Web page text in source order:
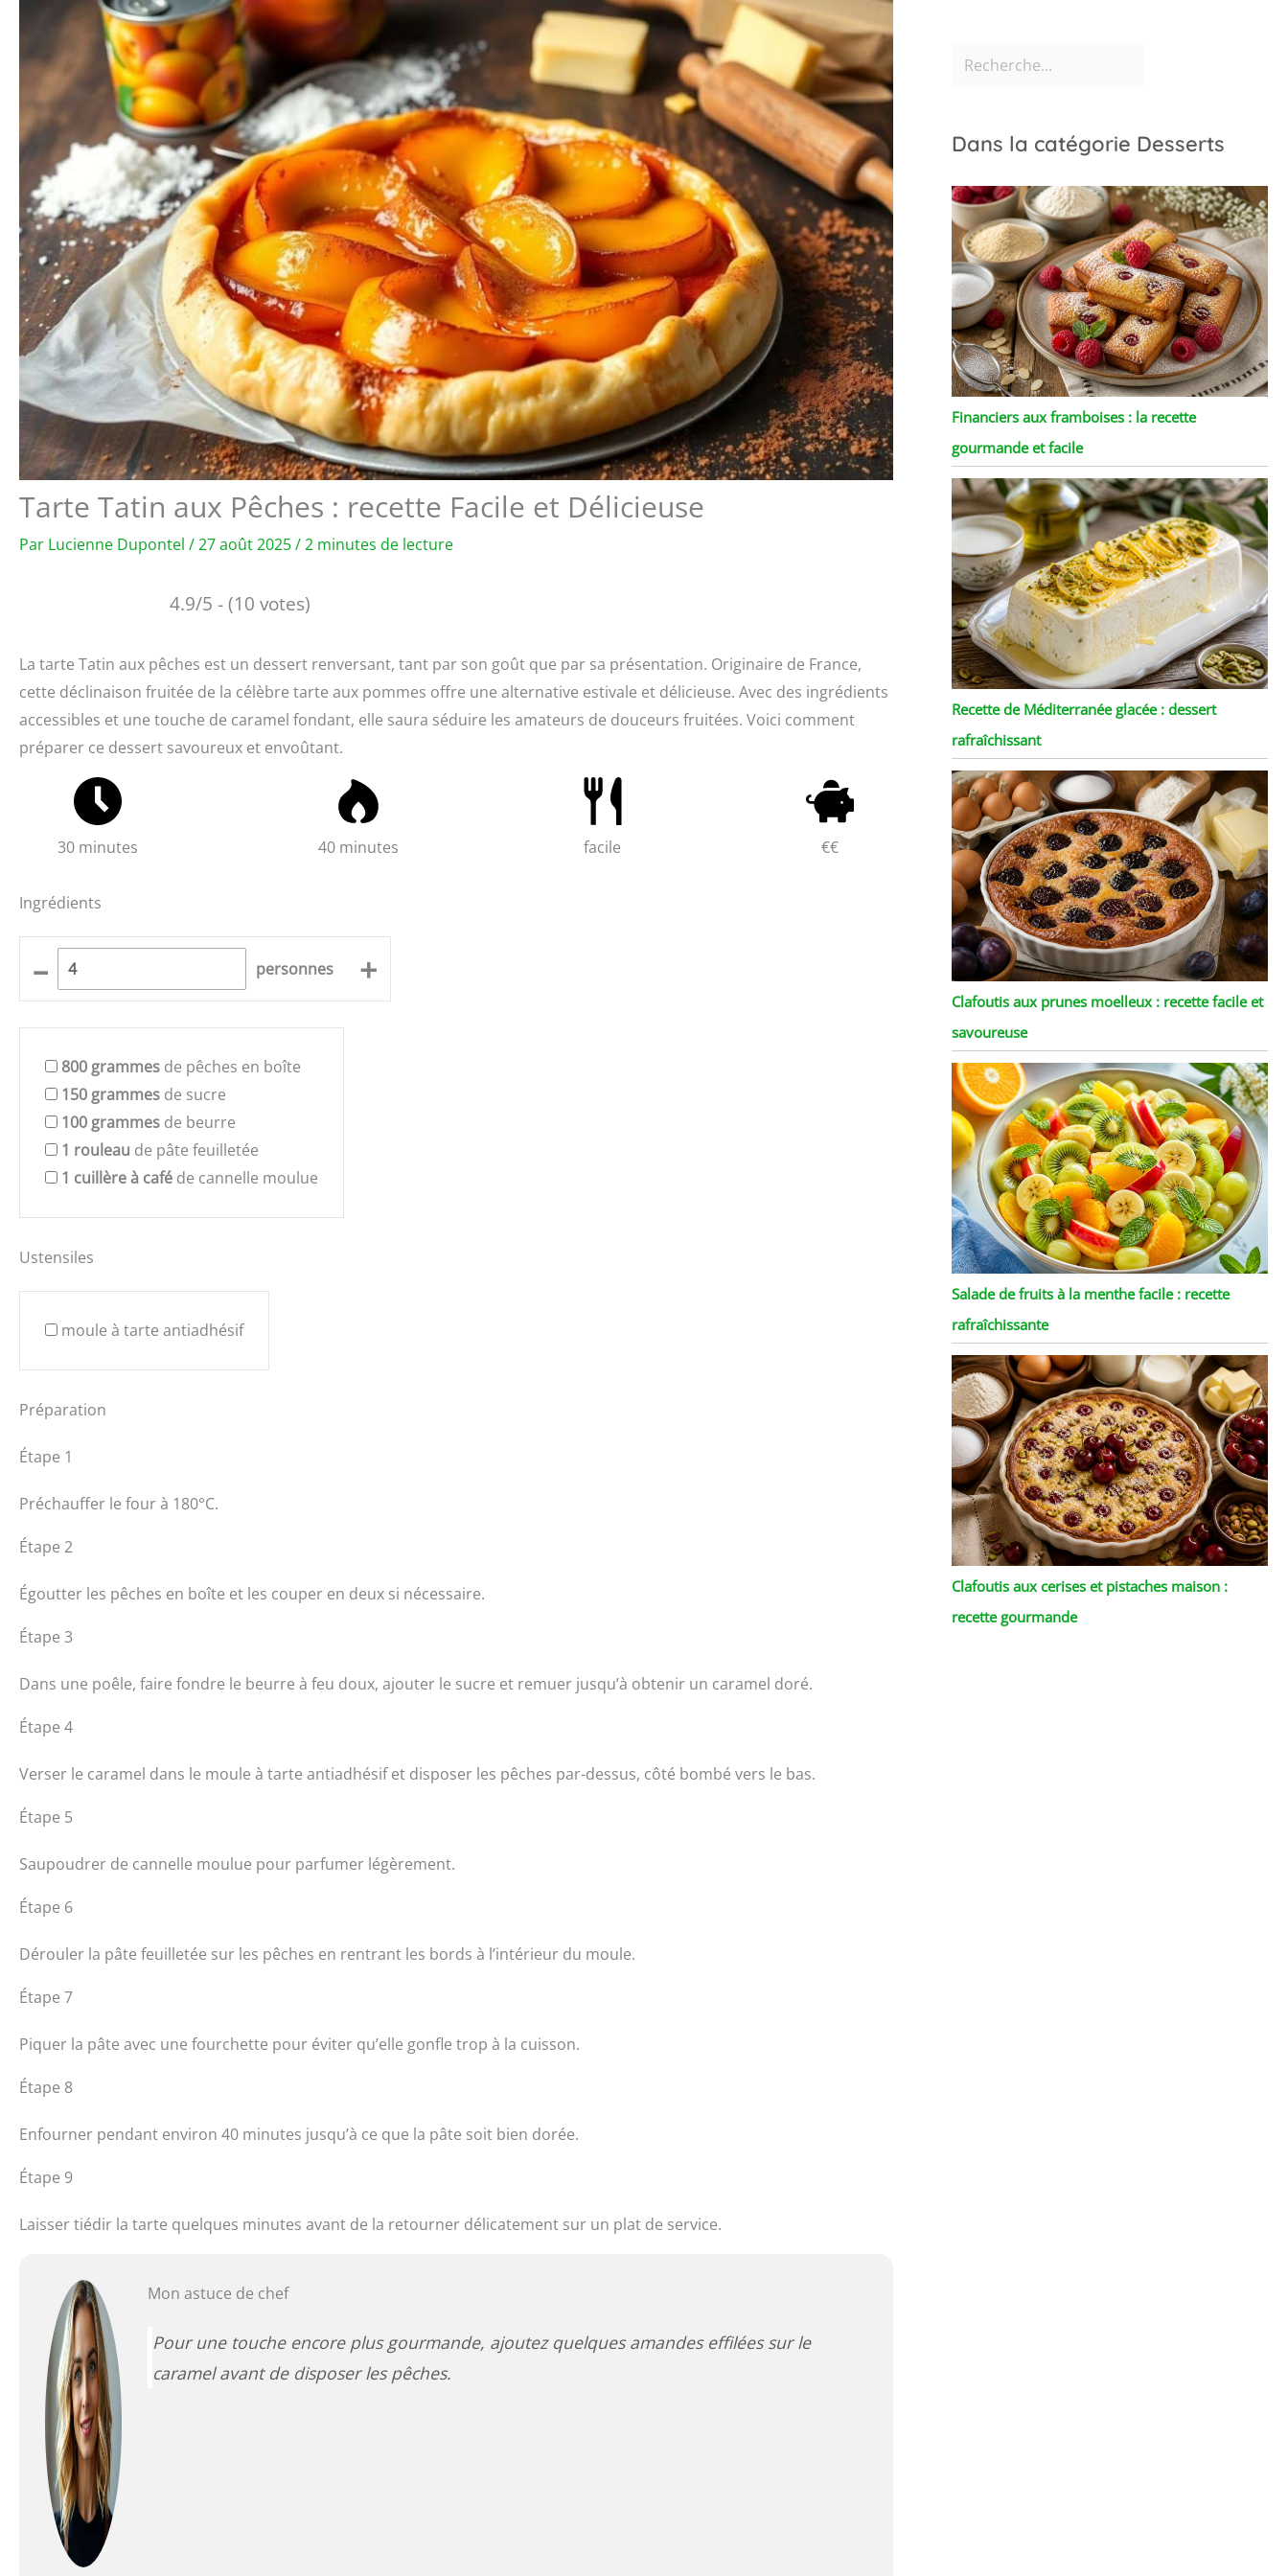
Tarte Tatin aux Pêches : recette Facile et Délicieuse
Par Lucienne Dupontel /27 août 2025/2 minutes de lecture
4.9/5 - (10 votes)
La tarte Tatin aux pêches est un dessert renversant, tant par son goût que par sa présentation. Originaire de France,
cette déclinaison fruitée de la célèbre tarte aux pommes offre une alternative estivale et délicieuse. Avec des ingrédients
accessibles et une touche de caramel fondant, elle saura séduire les amateurs de douceurs fruitées. Voici comment
préparer ce dessert savoureux et envoûtant.
30 minutes 40 minutes facile €€
Ingrédients
– personnes +
800 grammes de pêches en boîte
150 grammes de sucre
100 grammes de beurre
1 rouleau de pâte feuilletée
1 cuillère à café de cannelle moulue
Ustensiles
moule à tarte antiadhésif
Préparation
Étape 1
Préchauffer le four à 180°C.
Étape 2
Égoutter les pêches en boîte et les couper en deux si nécessaire.
Étape 3
Dans une poêle, faire fondre le beurre à feu doux, ajouter le sucre et remuer jusqu’à obtenir un caramel doré.
Étape 4
Verser le caramel dans le moule à tarte antiadhésif et disposer les pêches par-dessus, côté bombé vers le bas.
Étape 5
Saupoudrer de cannelle moulue pour parfumer légèrement.
Étape 6
Dérouler la pâte feuilletée sur les pêches en rentrant les bords à l’intérieur du moule.
Étape 7
Piquer la pâte avec une fourchette pour éviter qu’elle gonfle trop à la cuisson.
Étape 8
Enfourner pendant environ 40 minutes jusqu’à ce que la pâte soit bien dorée.
Étape 9
Laisser tiédir la tarte quelques minutes avant de la retourner délicatement sur un plat de service.
Mon astuce de chef
Pour une touche encore plus gourmande, ajoutez quelques amandes effilées sur le
caramel avant de disposer les pêches.
Dans la catégorie Desserts
Financiers aux framboises : la recette
gourmande et facile
Recette de Méditerranée glacée : dessert
rafraîchissant
Clafoutis aux prunes moelleux : recette facile et
savoureuse
Salade de fruits à la menthe facile : recette
rafraîchissante
Clafoutis aux cerises et pistaches maison :
recette gourmande